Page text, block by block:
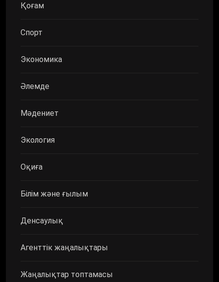
Қоғам
Спорт
Экономика
Әлемде
Мәдениет
Экология
Оқиға
Білім және ғылым
Денсаулық
Агенттік жаңалықтары
Жаңалықтар топтамасы